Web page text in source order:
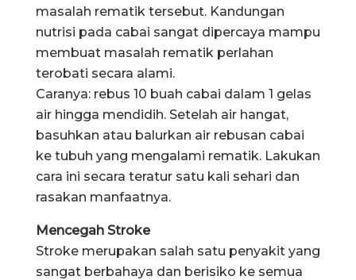
masalah rematik tersebut. Kandungan
nutrisi pada cabai sangat dipercaya mampu
membuat masalah rematik perlahan
terobati secara alami.
Caranya: rebus 10 buah cabai dalam 1 gelas
air hingga mendidih. Setelah air hangat,
basuhkan atau balurkan air rebusan cabai
ke tubuh yang mengalami rematik. Lakukan
cara ini secara teratur satu kali sehari dan
rasakan manfaatnya.
Mencegah Stroke
Stroke merupakan salah satu penyakit yang
sangat berbahaya dan berisiko ke semua